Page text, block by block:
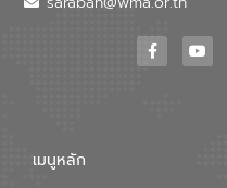
เมนูหลัก